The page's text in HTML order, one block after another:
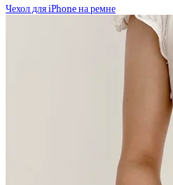
Чехол для iPhone на ремне